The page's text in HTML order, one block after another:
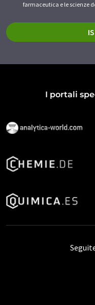
farmaceutica e le scienze
I portali